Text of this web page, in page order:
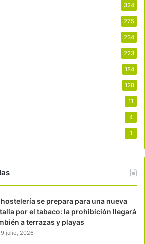
324
275
234
223
184
128
11
4
1
hostelería se prepara para una nueva
por el tabaco: la prohibición llegará
a terrazas y playas
julio, 2026